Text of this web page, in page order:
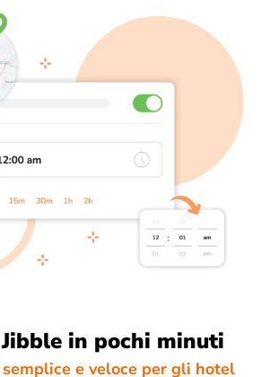
in pochi minuti
e veloce per gli hotel